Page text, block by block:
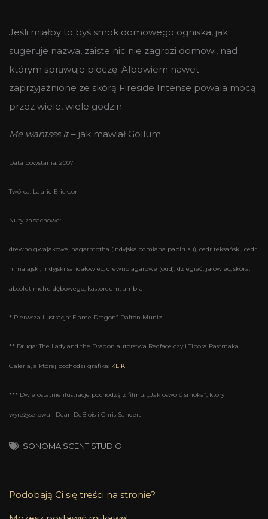
Jeśli miałby to byś smok domowego ogniska, jak
sugeruje nazwa, zaiste nic nie zagrozi domowi, nad
którym sprawuje pieczę. Albowiem nawet
zaprzyjaźnione ze skórą Fireside Intense powala mocą
przez wiele, wiele godzin.
Me wantsss it– jak mawiał Gollum.
Data powstania: 2007
Twórca: Laurie Erickson
Nuty zapachowe:
drewno gwajakowe, nagarmotha (indyjska odmiana papirusu), cedr teksański, cedr
himalajski, indyjski sandałowiec, drewno agarowe (oud), dziegieć, jałowiec, skóra,
absolut mchu dębowego, kastoreum, ambra
* Pierwsza ilustracja: Flame Dragon” Dalton Muniz
** Druga: The Lady and the Dragon autorstwa Redface czyli Tibora Pastrnaka.
Galeria, a której pochodzi grafika: KLIK
*** Dwie ostatnie ilustracje pochodzą z filmu: „Jak oswoić smoka”, który
wyreżyserowali Dean DeBlois i Chris Sanders
SONOMA SCENT STUDIO
Podobają Ci się treści na stronie?